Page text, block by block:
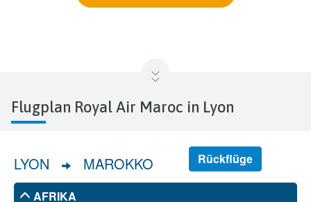
Flugplan Royal Air Maroc in Lyon